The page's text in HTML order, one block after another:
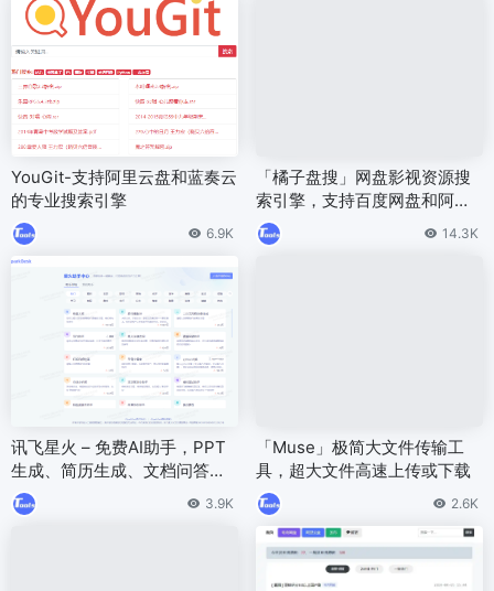
YouGit-支持阿里云盘和蓝奏云
的专业搜索引擎
6.9K
「橘子盘搜」网盘影视资源搜
索引擎，支持百度网盘和阿里
云盘、迅雷网盘。
14.3K
讯飞星火 – 免费AI助手，PPT
生成、简历生成、文档问答、P
rocessOn流程图
3.9K
「Muse」极简大文件传输工
具，超大文件高速上传或下载
2.6K